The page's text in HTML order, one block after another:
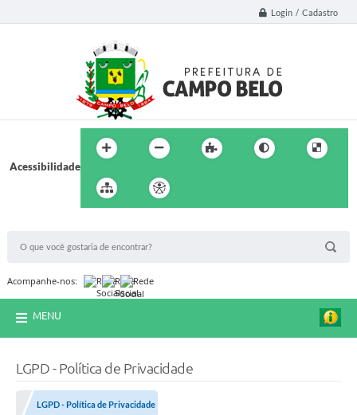
Login / Cadastro
Acessibilidade
Acompanhe-nos:
MENU
LGPD - Política de Privacidade
LGPD - Política de Privacidade